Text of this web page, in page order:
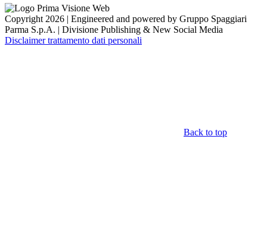
Copyright 2026 | Engineered and powered by Gruppo Spaggiari
Parma S.p.A. | Divisione Publishing & New Social Media
Disclaimer trattamento dati personali
Back to top